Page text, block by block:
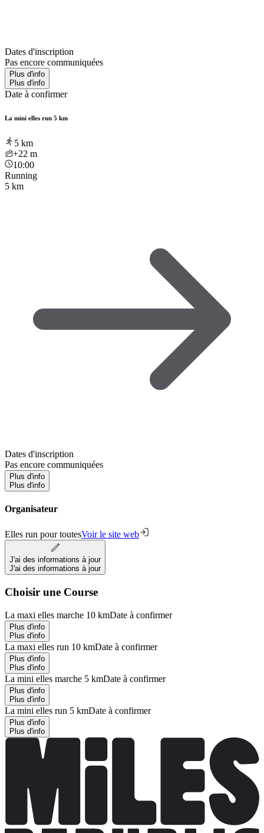
Dates d'inscription
Pas encore communiquées
Plus d'info
Plus d'info
Date à confirmer
La mini elles run 5 km
5 km
+22 m
10:00
Running
5 km
Dates d'inscription
Pas encore communiquées
Plus d'info
Plus d'info
Organisateur
Elles run pour toutesVoir le site web
J'ai des informations à jour
J'ai des informations à jour
Choisir une Course
La maxi elles marche 10 kmDate à confirmer
Plus d'info
Plus d'info
La maxi elles run 10 kmDate à confirmer
Plus d'info
Plus d'info
La mini elles marche 5 kmDate à confirmer
Plus d'info
Plus d'info
La mini elles run 5 kmDate à confirmer
Plus d'info
Plus d'info